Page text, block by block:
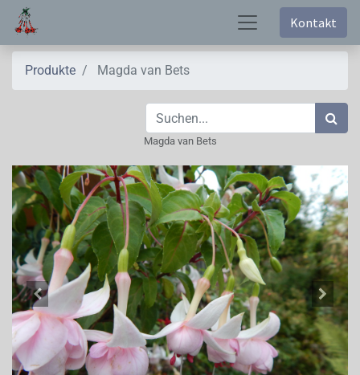
Kontakt
Produkte Magda van Bets
Magda van Bets